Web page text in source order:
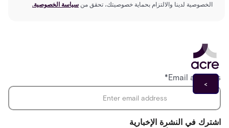
الخصوصية لدينا والالتزام بحماية خصوصيتك، تحقق من سياسة الخصوصية.
اشترك في النشرة الإخبارية
Email address
*